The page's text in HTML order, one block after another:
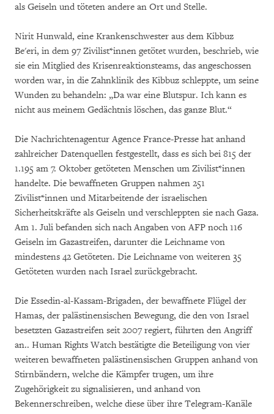
als Geiseln und töteten andere an Ort und Stelle.
Nirit Hunwald, eine Krankenschwester aus dem Kibbuz
Be'eri, in dem 97 Zivilist*innen getötet wurden, beschrieb, wie
sie ein Mitglied des Krisenreaktionsteams, das angeschossen
worden war, in die Zahnklinik des Kibbuz schleppte, um seine
Wunden zu behandeln: „Da war eine Blutspur. Ich kann es
nicht aus meinem Gedächtnis löschen, das ganze Blut.“
Die Nachrichtenagentur Agence France-Presse hat anhand
zahlreicher Datenquellen festgestellt, dass es sich bei 815 der
1.195 am 7. Oktober getöteten Menschen um Zivilist*innen
handelte. Die bewaffneten Gruppen nahmen 251
Zivilist*innen und Mitarbeitende der israelischen
Sicherheitskräfte als Geiseln und verschleppten sie nach Gaza.
Am 1. Juli befanden sich nach Angaben von AFP noch 116
Geiseln im Gazastreifen, darunter die Leichname von
mindestens 42 Getöteten. Die Leichname von weiteren 35
Getöteten wurden nach Israel zurückgebracht.
Die Essedin-al-Kassam-Brigaden, der bewaffnete Flügel der
Hamas, der palästinensischen Bewegung, die den von Israel
besetzten Gazastreifen seit 2007 regiert, führten den Angriff
an.. Human Rights Watch bestätigte die Beteiligung von vier
weiteren bewaffneten palästinensischen Gruppen anhand von
Stirnbändern, welche die Kämpfer trugen, um ihre
Zugehörigkeit zu signalisieren, und anhand von
Bekennerschreiben, welche diese über ihre Telegram-Kanäle